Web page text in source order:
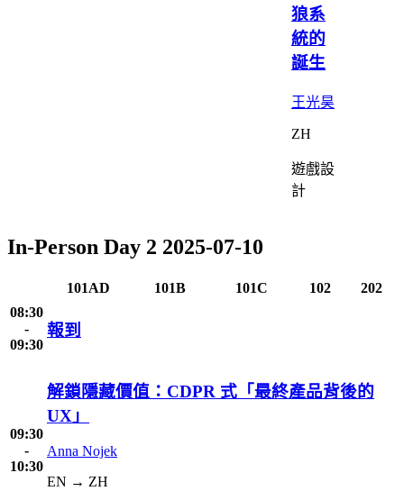
狼系
統的
誕生
王光昊
ZH
遊戲設
計
In-Person Day 2 2025-07-10
101AD 101B 101C 102
202
08:30
-
09:30
報到
09:30
-
10:30
解鎖隱藏價值：CDPR 式「最終產品背後的
UX」
Anna Nojek
EN → ZH